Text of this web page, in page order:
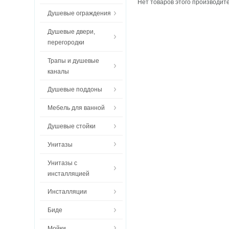
Душевые ограждения
Душевые двери,
перегородки
Трапы и душевые
каналы
Душевые поддоны
Мебель для ванной
Душевые стойки
Унитазы
Унитазы с
инсталляцией
Инсталляции
Биде
Нет товаров этого